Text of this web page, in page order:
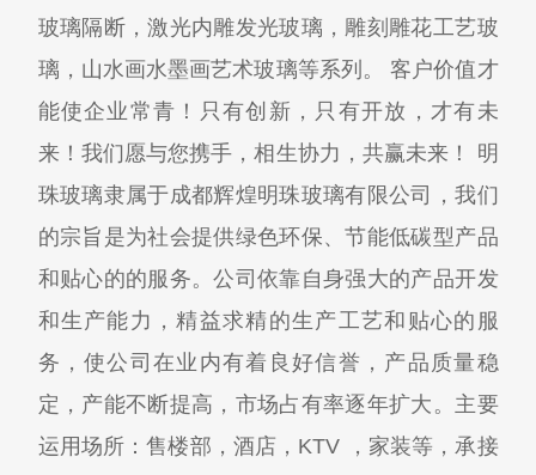
玻璃隔断，激光内雕发光玻璃，雕刻雕花工艺玻
璃，山水画水墨画艺术玻璃等系列。 客户价值才
能使企业常青！只有创新，只有开放，才有未
来！我们愿与您携手，相生协力，共赢未来！ 明
珠玻璃隶属于成都辉煌明珠玻璃有限公司，我们
的宗旨是为社会提供绿色环保、节能低碳型产品
和贴心的的服务。公司依靠自身强大的产品开发
和生产能力，精益求精的生产工艺和贴心的服
务，使公司在业内有着良好信誉，产品质量稳
定，产能不断提高，市场占有率逐年扩大。主要
运用场所：售楼部，酒店，KTV ，家装等，承接